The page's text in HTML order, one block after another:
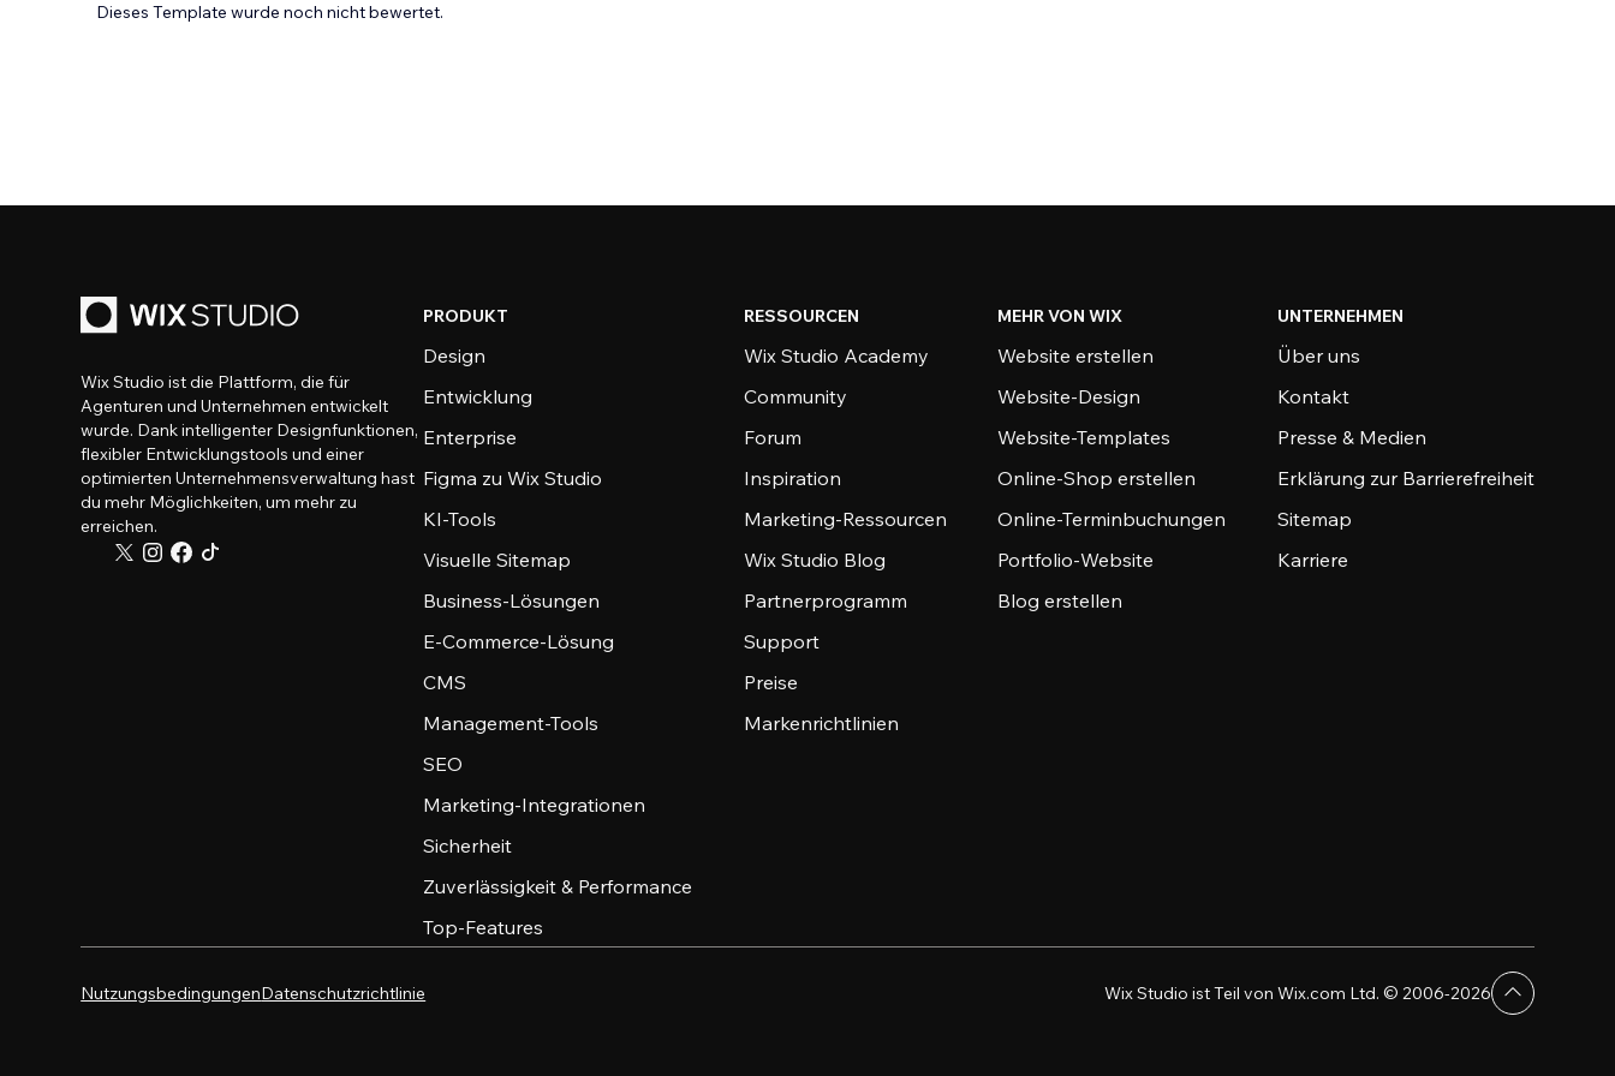
Dieses Template wurde noch nicht bewertet.
Wix Studio ist die Plattform, die für
Agenturen und Unternehmen entwickelt
wurde. Dank intelligenter Designfunktionen,
flexibler Entwicklungstools und einer
optimierten Unternehmensverwaltung hast
du mehr Möglichkeiten, um mehr zu
erreichen.
PRODUKT
Design
Entwicklung
Enterprise
Figma zu Wix Studio
KI-Tools
Visuelle Sitemap
Business-Lösungen
E-Commerce-Lösung
CMS
Management-Tools
SEO
Marketing-Integrationen
Sicherheit
Zuverlässigkeit & Performance
Top-Features
RESSOURCEN
Wix Studio Academy
Community
Forum
Inspiration
Marketing-Ressourcen
Wix Studio Blog
Partnerprogramm
Support
Preise
Markenrichtlinien
MEHR VON WIX
Website erstellen
Website-Design
Website-Templates
Online-Shop erstellen
Online-Terminbuchungen
Portfolio-Website
Blog erstellen
UNTERNEHMEN
Über uns
Kontakt
Presse & Medien
Erklärung zur Barrierefreiheit
Sitemap
Karriere
NutzungsbedingungenDatenschutzrichtlinie Wix Studio ist Teil von Wix.com Ltd. © 2006-2026